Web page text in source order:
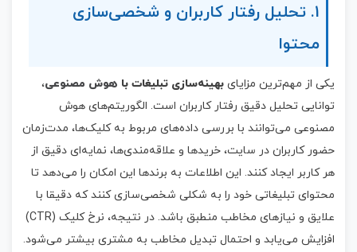
1. تحلیل رفتار کاربران و شخصی‌سازی
محتوا
یکی از مهم‌ترین مزایای بهینه‌سازی تبلیغات با هوش مصنوعی،
توانایی تحلیل دقیق رفتار کاربران است. الگوریتم‌های هوش
مصنوعی می‌توانند با بررسی داده‌های مربوط به کلیک‌ها، مدت‌زمان
حضور کاربران در سایت، خریدها و علاقه‌مندی‌ها، نمایه‌ای دقیق از
هر کاربر ایجاد کنند. این اطلاعات به برندها این امکان را می‌دهد تا
محتوای تبلیغاتی خود را به شکلی شخصی‌سازی کنند که دقیقا با
علایق و نیازهای مخاطب منطبق باشد. در نتیجه، نرخ کلیک (CTR)
افزایش می‌یابد و احتمال تبدیل مخاطب به مشتری بیشتر می‌شود.